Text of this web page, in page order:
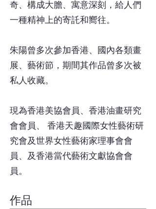
奇、構成大膽、寓意深刻，給人們
一種精神上的寄託和嚮往。
朱陽曾多次參加香港、國內各類畫
展、藝術節，期間其作品曾多次被
私人收藏。
現為香港美協會員、香港油畫研究
會會員、 香港天趣國際女性藝術研
究會及世界女性藝術家理事會會
員、及香港當代藝術文獻協會會
員。
作品